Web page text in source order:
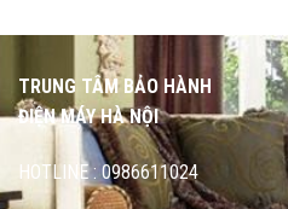
TRUNG TÂM BẢO HÀNH
ĐIỆN MÁY HÀ NỘI
HOTLINE : 0986611024